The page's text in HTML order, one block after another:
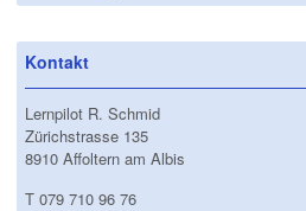
Kontakt
Lernpilot R. Schmid
Zürichstrasse 135
8910 Affoltern am Albis
T 079 710 96 76